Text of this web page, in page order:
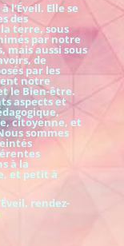
l’Éveil. Elle se
des
terre, sous
par notre
mais aussi sous
de
par les
notre
le Bien-être.
aspects et
citoyenne, et
sommes
à la
et petit à
rendez-